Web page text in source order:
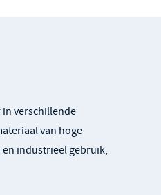
in verschillende
van hoge
industrieel gebruik,